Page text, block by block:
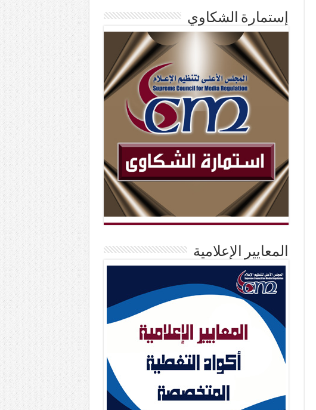
إستمارة الشكاوي
المعايير الإعلامية